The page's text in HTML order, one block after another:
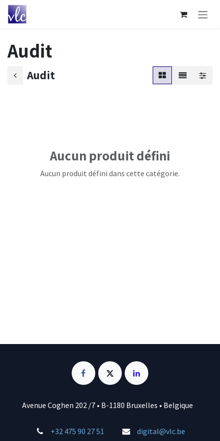
Se rendre au contenu
Audit
Audit
Aucun produit défini
Aucun produit défini dans cette catégorie.
Avenue Coghen 202 /7 • B-1180 Bruxelles • Belgique
+32 475 90 27 51 digital@vlc.be